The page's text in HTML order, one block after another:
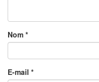
Nom *
E-mail *